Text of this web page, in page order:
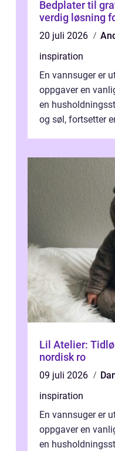
Bedplater til
verdig løsning
20 juli 2026
inspiration
En vannsuger er
oppgaver en
en
og søl, fortsetter
Lil Atelier:
nordisk ro
09 juli 2026
inspiration
En vannsuger er
oppgaver en
en